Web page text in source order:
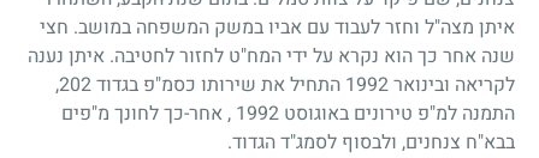
איתן מצה"ל וחזר לעבוד עם אביו במשק המשפחה במושב. חצי
שנה אחר כך הוא נקרא על ידי המח"ט לחזור לחטיבה. איתן נענה
לקריאה ובינואר1992 התחיל את שירותו כסמ"פ בגדוד202
,
התמנה למ"פ טירונים באוגוסט 1992 , אחר-כך לחונך מ"פים
בבא"ח צנחנים, ולבסוף לסמג"ד הגדוד.